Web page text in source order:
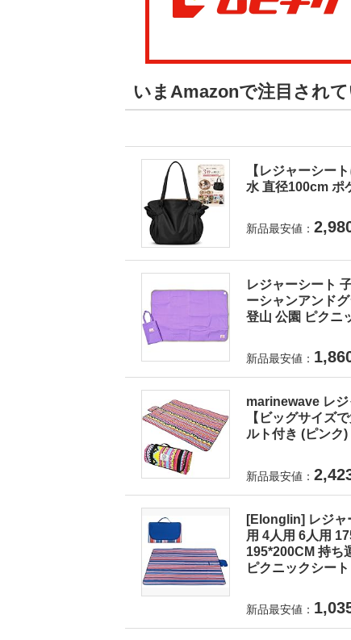
いまAmazonで注目され
【レジャーシー
水 直径100cm ポ
新品最安値：
レジャーシート
ーシャンアンド
登山 公園 ピクニ
新品最安値：
marinewave レジ
【ビッグサイズ
ルト付き (ピンク)
新品最安値：
[Elonglin] レジャ
用 4人用 6人用
195*200CM 持ち
ピクニックシー
新品最安値：